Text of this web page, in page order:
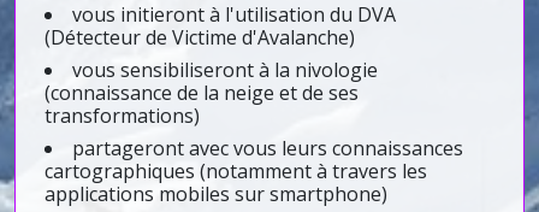
vous initieront à l'utilisation du DVA
(Détecteur de Victime d'Avalanche)
vous sensibiliseront à la nivologie
(connaissance de la neige et de ses
transformations)
partageront avec vous leurs connaissances
cartographiques (notamment à travers les
applications mobiles sur smartphone)